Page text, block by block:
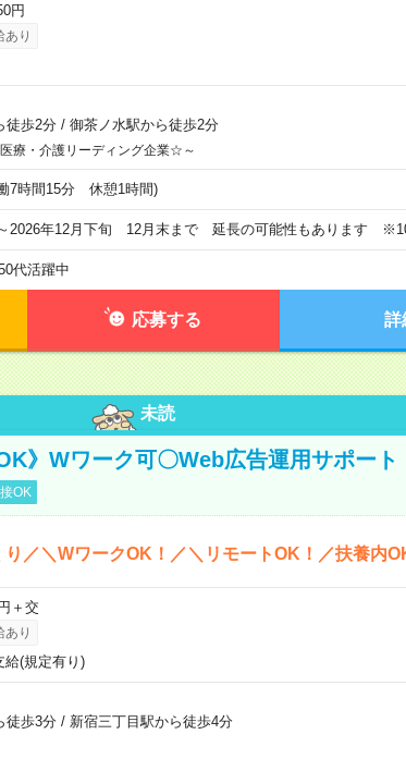
円
あり
徒歩2分/ 御茶ノ水駅から徒歩2分
療・介護リーディング企業☆～
7時間15分 休憩1時間)
2026年12月下旬 12月末まで 延長の可能性もあります
代活躍中
応募する 詳
未読
》Wワーク可〇Web広告運用サポート
OK
／＼WワークOK！／＼リモートOK！／扶養内
＋交
あり
給(規定有り)
徒歩3分/ 新宿三丁目駅から徒歩4分